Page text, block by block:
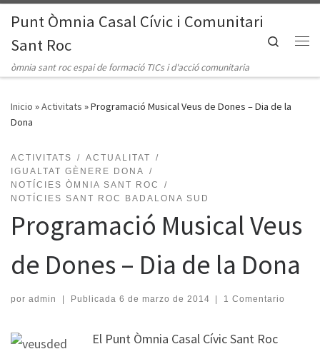
Saltar al contenido
Punt Òmnia Casal Cívic i Comunitari
Sant Roc
òmnia sant roc espai de formació TICs i d'acció comunitaria
Search
Inicio »Activitats »Programació Musical Veus de Dones – Dia de la
Dona
ACTIVITATS
ACTUALITAT
IGUALTAT GÈNERE DONA
NOTÍCIES ÒMNIA SANT ROC
NOTÍCIES SANT ROC BADALONA SUD
Programació Musical Veus
de Dones – Dia de la Dona
por admin Publicada 6 de marzo de 2014 1 Comentario
El Punt Òmnia Casal Cívic Sant Roc